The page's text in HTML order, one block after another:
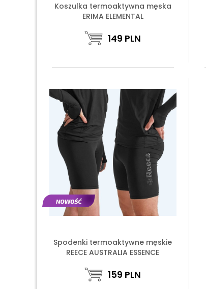
Koszulka termoaktywna męska
ERIMA ELEMENTAL
149 PLN
Spodenki termoaktywne męskie
REECE AUSTRALIA ESSENCE
159 PLN